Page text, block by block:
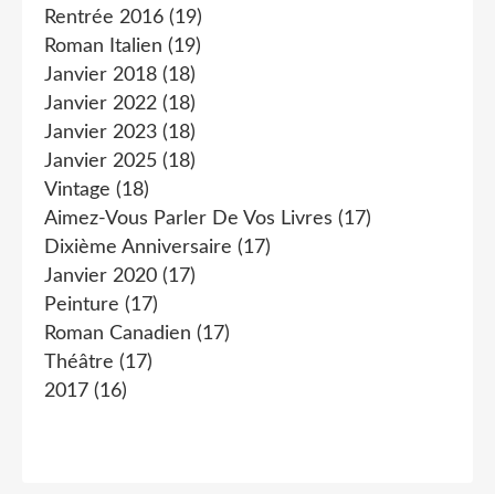
Rentrée 2016 (19)
Roman Italien (19)
Janvier 2018 (18)
Janvier 2022 (18)
Janvier 2023 (18)
Janvier 2025 (18)
Vintage (18)
Aimez-Vous Parler De Vos Livres (17)
Dixième Anniversaire (17)
Janvier 2020 (17)
Peinture (17)
Roman Canadien (17)
Théâtre (17)
2017 (16)